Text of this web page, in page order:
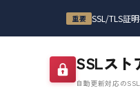
重要 SSL/TLS証
SSLスト
自動更新対応の